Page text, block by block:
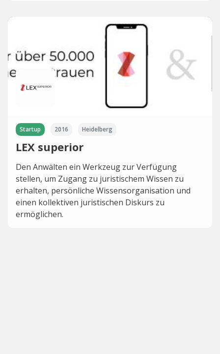
Startup 2016 Heidelberg
LEX superior
Den Anwälten ein Werkzeug zur Verfügung
stellen, um Zugang zu juristischem Wissen zu
erhalten, persönliche Wissensorganisation und
einen kollektiven juristischen Diskurs zu
ermöglichen.